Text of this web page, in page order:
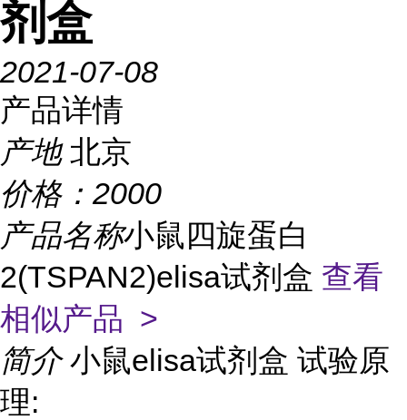
剂盒
2021-07-08
产品详情
产地 北京
价格： 2000
产品名称小鼠四旋蛋白
2(TSPAN2)elisa试剂盒 查看
相似产品 >
简介 小鼠elisa试剂盒 试验原
理: